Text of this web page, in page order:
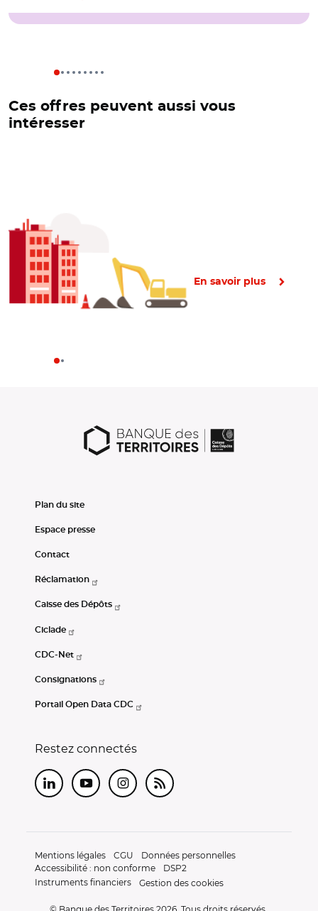
Ces offres peuvent aussi vous
intéresser
En savoir plus
Plan du site
Espace presse
Contact
Réclamation
Caisse des Dépôts
Ciclade
CDC-Net
Consignations
Portail Open Data CDC
Restez connectés
LinkedInYoutubeInstagram
RSS
Mentions légales CGU
Données personnelles
Accessibilité : non conforme
DSP2
Instruments financiers
Gestion des cookies